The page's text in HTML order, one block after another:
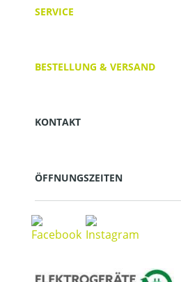
SERVICE
BESTELLUNG & VERSAND
KONTAKT
ÖFFNUNGSZEITEN